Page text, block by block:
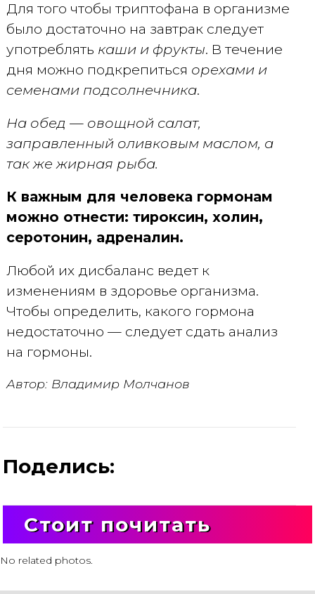
Для того чтобы триптофана в организме
было достаточно на завтрак следует
употреблять каши и фрукты. В течение
дня можно подкрепиться орехами и
семенами подсолнечника.
На обед — овощной салат,
заправленный оливковым маслом, а
так же жирная рыба.
К важным для человека гормонам
можно отнести: тироксин, холин,
серотонин, адреналин.
Любой их дисбаланс ведет к
изменениям в здоровье организма.
Чтобы определить, какого гормона
недостаточно — следует сдать анализ
на гормоны.
Автор: Владимир Молчанов
Поделись:
Стоит почитать
No related photos.